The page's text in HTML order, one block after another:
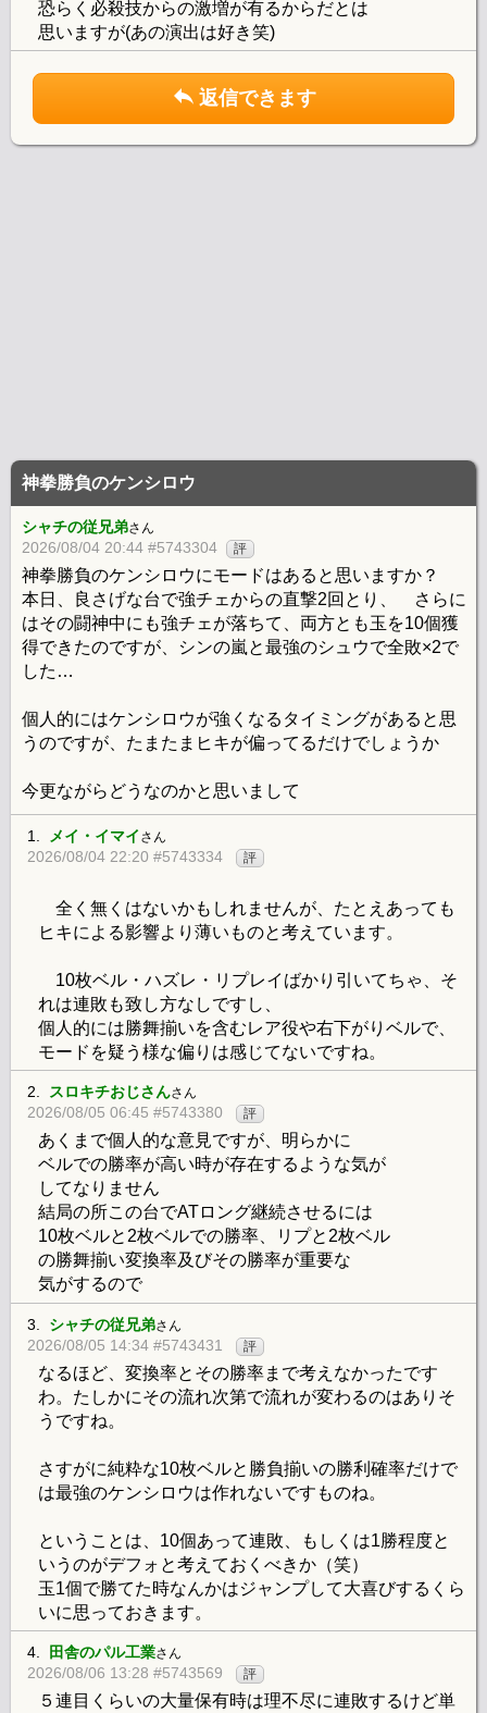
恐らく必殺技からの激増が有るからだとは
思いますが(あの演出は好き笑)
返信できます
神拳勝負のケンシロウ
シャチの従兄弟さん
2026/08/04 20:44 #5743304 評
神拳勝負のケンシロウにモードはあると思いますか？
本日、良さげな台で強チェからの直撃2回とり、 さらに
はその闘神中にも強チェが落ちて、両方とも玉を10個獲
得できたのですが、シンの嵐と最強のシュウで全敗×2で
した…
個人的にはケンシロウが強くなるタイミングがあると思
うのですが、たまたまヒキが偏ってるだけでしょうか
今更ながらどうなのかと思いまして
1. メイ・イマイ さん
2026/08/04 22:20 #5743334 評
全く無くはないかもしれませんが、たとえあっても
ヒキによる影響より薄いものと考えています。
10枚ベル・ハズレ・リプレイばかり引いてちゃ、そ
れは連敗も致し方なしですし、
個人的には勝舞揃いを含むレア役や右下がりベルで、
モードを疑う様な偏りは感じてないですね。
2. スロキチおじさんさん
2026/08/05 06:45 #5743380 評
あくまで個人的な意見ですが、明らかに
ベルでの勝率が高い時が存在するような気が
してなりません
結局の所この台でATロング継続させるには
10枚ベルと2枚ベルでの勝率、リプと2枚ベル
の勝舞揃い変換率及びその勝率が重要な
気がするので
3. シャチの従兄弟さん
2026/08/05 14:34 #5743431 評
なるほど、変換率とその勝率まで考えなかったです
わ。たしかにその流れ次第で流れが変わるのはありそ
うですね。
さすがに純粋な10枚ベルと勝負揃いの勝利確率だけで
は最強のケンシロウは作れないですものね。
ということは、10個あって連敗、もしくは1勝程度と
いうのがデフォと考えておくべきか（笑）
玉1個で勝てた時なんかはジャンプして大喜びするくら
いに思っておきます。
4. 田舎のパル工業さん
2026/08/06 13:28 #5743569 評
５連目くらいの大量保有時は理不尽に連敗するけど単